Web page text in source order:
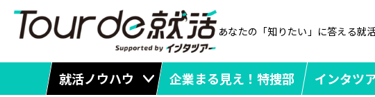
あなたの「知りたい」に答える就
就活ノウハウ 企業まる見え！特捜部 インタツ